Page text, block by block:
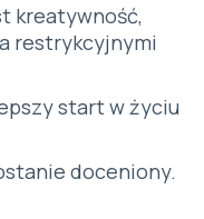
kreatywność,
restrykcyjnymi
start w życiu
doceniony.